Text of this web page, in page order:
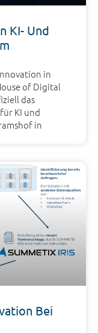
KI- Und
in
of Digital
das
KI und
in
Bei